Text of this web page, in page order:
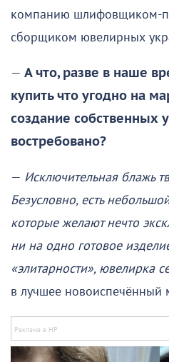
компанию шлифовщиком-
сборщиком ювелирных
— А что, разве в наше
купить что угодно на
создание собственных
востребовано?
— Исключительная блажь
Безусловно, есть
которые желают нечто
ни на одно готовое
«элитарности», ювелирка
в лучшее новоиспечённый